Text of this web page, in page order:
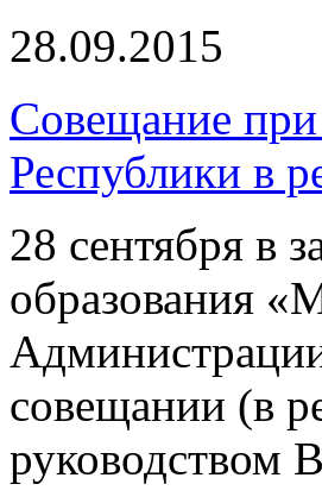
28.09.2015
Совещание при
Республики в
28 сентября в
образования
совещании (в
руководством